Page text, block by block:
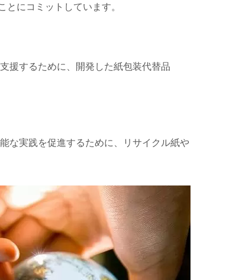
にコミットしています。
援するために、開発した紙包装代替品
な実践を促進するために、リサイクル紙や